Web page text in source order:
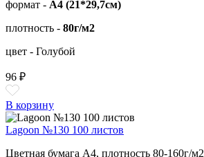
формат - А4 (21*29,7см)
плотность - 80г/м2
цвет - Голубой
96 ₽
В корзину
Lagoon №130 100 листов
Цветная бумага А4, плотность 80-160г/м2